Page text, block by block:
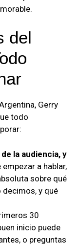
del
Gerry
todo
la audiencia, y
a hablar,
sobre qué
decimos, y qué
30
inicio puede
o preguntas